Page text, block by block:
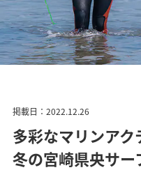
掲載日：2022.12.26
多彩なマリンア
冬の宮崎県央サー